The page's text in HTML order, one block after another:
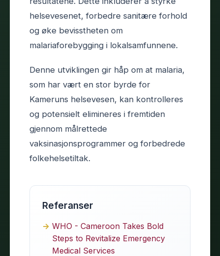
helsevesenet, forbedre sanitære forhold
og øke bevisstheten om
malariaforebygging i lokalsamfunnene.
Denne utviklingen gir håp om at malaria,
som har vært en stor byrde for
Kameruns helsevesen, kan kontrolleres
og potensielt elimineres i fremtiden
gjennom målrettede
vaksinasjonsprogrammer og forbedrede
folkehelsetiltak.
Referanser
WHO - Cameroon Takes Bold
Steps to Revitalize Emergency
Medical Services